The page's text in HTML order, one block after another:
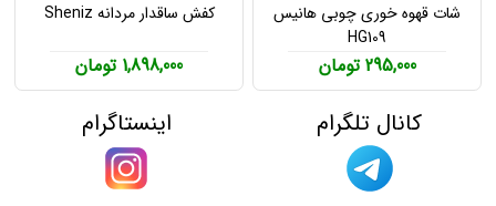
شات قهوه خوری چوبی هانیس
HG109
295,000 تومان
کفش ساقدار مردانه Sheniz
1,898,000 تومان
کانال تلگرام اینستاگرام